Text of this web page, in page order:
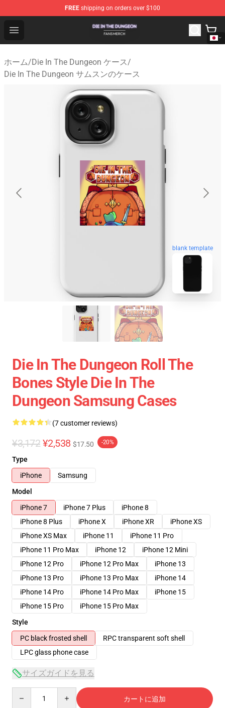
FREE shipping on orders over $100
Open menu
Die In The Dungeon Shop - Official Die In The Dungeon
ホーム/Die In The Dungeon ケース/
Die In The Dungeon サムスンのケース
blank template
Die In The Dungeon Roll The
Bones Style Die In The
Dungeon Samsung Cases
(7 customer reviews)
¥3,172 ¥2,538 $17.50 -20%
Type
iPhone
Samsung
Model
iPhone 7
iPhone 7 Plus
iPhone 8
iPhone 8 Plus
iPhone X iPhone XR
iPhone XS
iPhone XS Max
iPhone 11
iPhone 11 Pro
iPhone 11 Pro Max
iPhone 12
iPhone 12 Mini
iPhone 12 Pro
iPhone 12 Pro Max
iPhone 13
iPhone 13 Pro
iPhone 13 Pro Max
iPhone 14
iPhone 14 Pro
iPhone 14 Pro Max
iPhone 15
iPhone 15 Pro
iPhone 15 Pro Max
Style
PC black frosted shell
RPC transparent soft shell
LPC glass phone case
サイズガイドを見る
カートに追加